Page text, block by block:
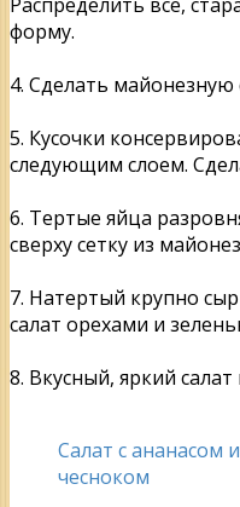
форму.
4. Сделать майонезную
5. Кусочки
следующим слоем.
6. Тертые яйца
сверху сетку из
7. Натертый крупно
салат орехами и
8. Вкусный, яркий
Салат с ананасом
чесноком